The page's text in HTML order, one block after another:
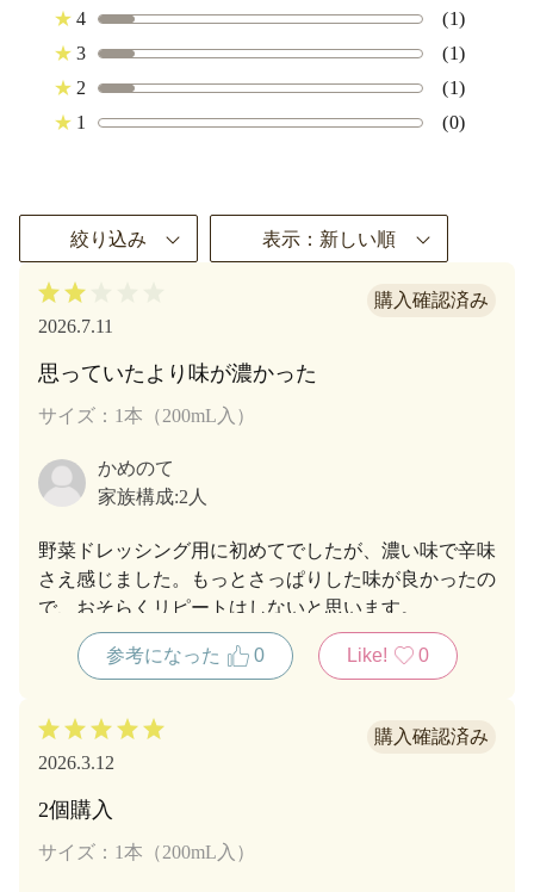
★ 4
(1)
★ 3
(1)
★ 2
(1)
★ 1 (0)
絞り込み 表示：新しい順
2026.7.11
思っていたより味が濃かった
サイズ：1本（200mL入）
かめのて
家族構成:2人
野菜ドレッシング用に初めてでしたが、濃い味で辛味
さえ感じました。もっとさっぱりした味が良かったの
で、おそらくリピートはしないと思います。
参考になった 0 Like! 0
2026.3.12
2個購入
サイズ：1本（200mL入）